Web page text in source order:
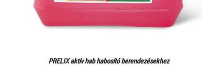
PRELIX aktív hab habosító berendezésekhez